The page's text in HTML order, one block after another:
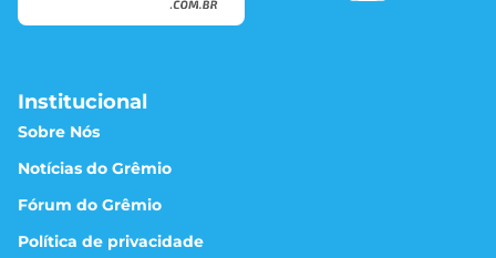
Institucional
Sobre Nós
Notícias do Grêmio
Fórum do Grêmio
Política de privacidade